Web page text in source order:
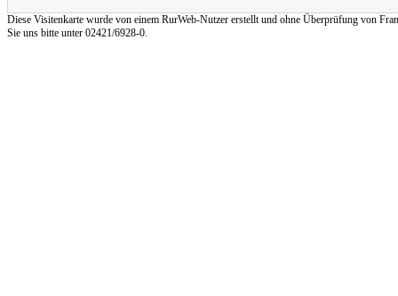
Diese Visitenkarte wurde von einem RurWeb-Nutzer erstellt und ohne Überprüfung von
Sie uns bitte unter 02421/6928-0.